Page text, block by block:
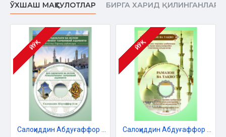
ЎХШАШ МАҲСУЛОТЛАР БИРГА ХАРИД ҚИЛИНГАНЛАР
ЙЎҚ ЙЎҚ